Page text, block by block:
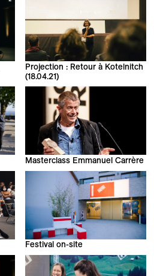
Projection : Retour à Kotelnitch
(18.04.21)
Masterclass Emmanuel Carrère
Festival on-site